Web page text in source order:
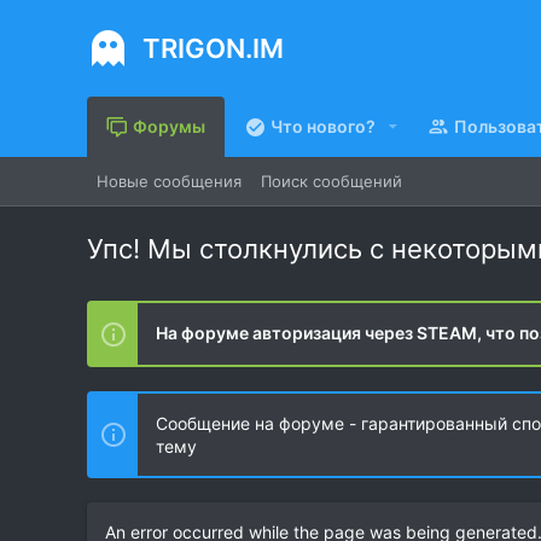
TRIGON.IM
Форумы Что нового?
Новые сообщения Поиск сообщений
Упс! Мы столкнулись с
На форуме авторизация через STEAM, что
Сообщение на форуме - гарантированный
тему
An error occurred while the page was being